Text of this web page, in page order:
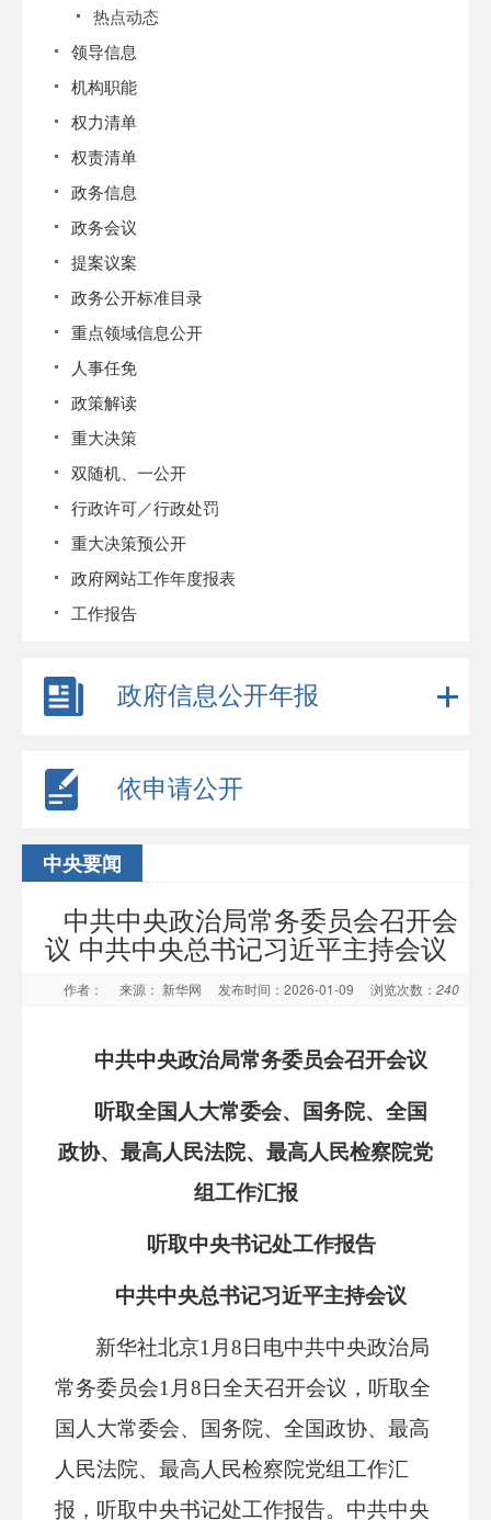
热点动态
领导信息
机构职能
权力清单
权责清单
政务信息
政务会议
提案议案
政务公开标准目录
重点领域信息公开
人事任免
政策解读
重大决策
双随机、一公开
行政许可／行政处罚
重大决策预公开
政府网站工作年度报表
工作报告
政府信息公开年报
依申请公开
中央要闻
中共中央政治局常务委员会召开会
议 中共中央总书记习近平主持会议
作者： 来源： 新华网 发布时间：2026-01-09 浏览次数： 240
中共中央政治局常务委员会召开会议
听取全国人大常委会、国务院、全国
政协、最高人民法院、最高人民检察院党
组工作汇报
听取中央书记处工作报告
中共中央总书记习近平主持会议
新华社北京1月8日电中共中央政治局
常务委员会1月8日全天召开会议，听取全
国人大常委会、国务院、全国政协、最高
人民法院、最高人民检察院党组工作汇
报，听取中央书记处工作报告。中共中央